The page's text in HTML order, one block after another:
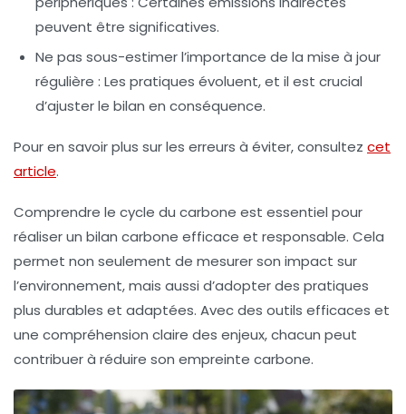
peuvent être significatives.
Ne pas sous-estimer l’importance de la mise à jour
régulière : Les pratiques évoluent, et il est crucial
d’ajuster le bilan en conséquence.
Pour en savoir plus sur les erreurs à éviter, consultez cet
article.
Comprendre le cycle du carbone est essentiel pour
réaliser un bilan carbone efficace et responsable. Cela
permet non seulement de mesurer son impact sur
l’environnement, mais aussi d’adopter des pratiques
plus durables et adaptées. Avec des outils efficaces et
une compréhension claire des enjeux, chacun peut
contribuer à réduire son empreinte carbone.